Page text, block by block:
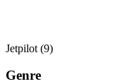
Jetpilot (9)
Genre